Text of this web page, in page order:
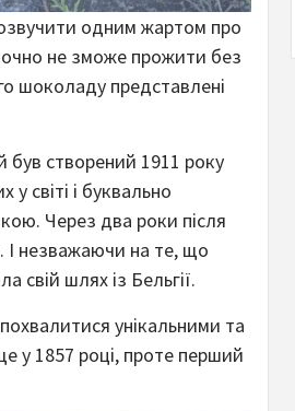
одним жартом про
не зможе прожити без
шоколаду представлені
був створений 1911 року
світі і буквально
Через два роки після
І незважаючи на те, що
свій шлях із Бельгії.
унікальними та
у 1857 році, проте перший